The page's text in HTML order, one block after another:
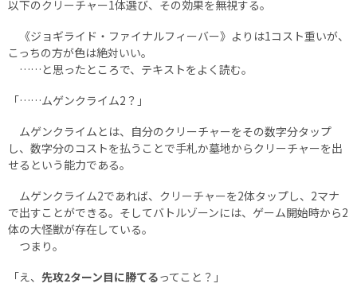
以下のクリーチャー1体選び、その効果を無視する。
《ジョギライド・ファイナルフィーバー》よりは1コスト重いが、
こっちの方が色は絶対いい。
……と思ったところで、テキストをよく読む。
「……ムゲンクライム2？」
ムゲンクライムとは、自分のクリーチャーをその数字分タップ
し、数字分のコストを払うことで手札か墓地からクリーチャーを出
せるという能力である。
ムゲンクライム2であれば、クリーチャーを2体タップし、2マナ
で出すことができる。そしてバトルゾーンには、ゲーム開始時から2
体の大怪獣が存在している。
つまり。
「え、 先攻2ターン目に勝てるってこと？」